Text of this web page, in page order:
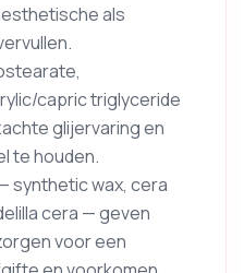
als
capric triglyceride
glijervaring en
te houden.
synthetic wax, cera
cera — geven
voor een